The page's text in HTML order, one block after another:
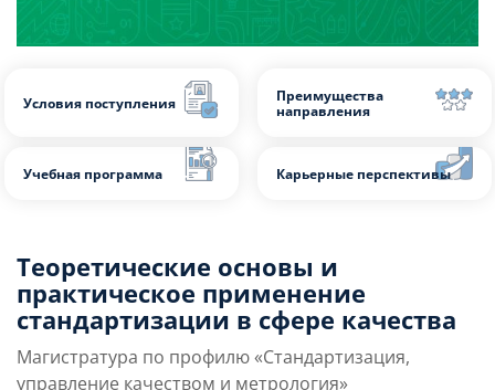
Бюджетные места
0
Теоретические основы и
практическое применение
стандартизации в сфере качества
Магистратура по профилю «Стандартизация,
управление качеством и метрология»